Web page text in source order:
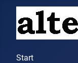
Start